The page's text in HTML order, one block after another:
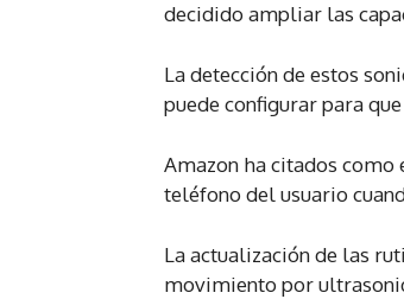
decidido ampliar las
La detección de estos
puede configurar para
Amazon ha citados como
teléfono del usuario
La actualización de las
movimiento por